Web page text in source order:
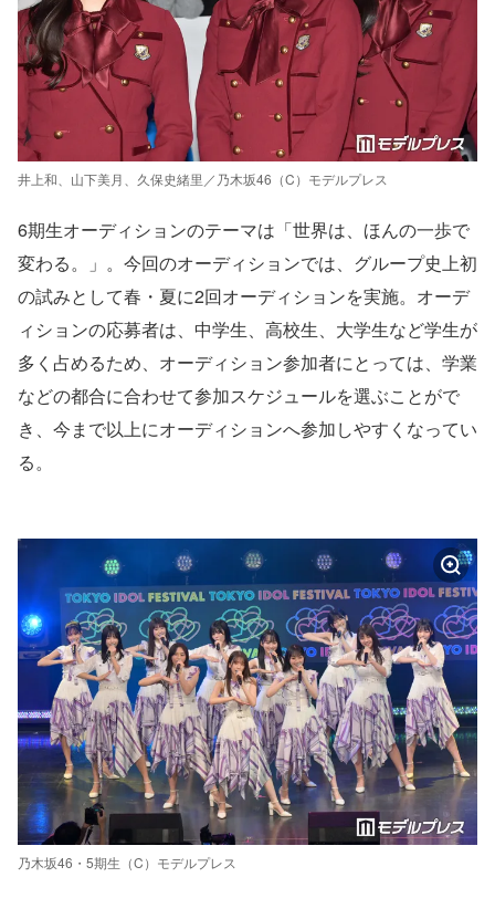
井上和、山下美月、久保史緒里／乃木坂46（C）モデルプレス
6期生オーディションのテーマは「世界は、ほんの一歩で
変わる。」。今回のオーディションでは、グループ史上初
の試みとして春・夏に2回オーディションを実施。オーデ
ィションの応募者は、中学生、高校生、大学生など学生が
多く占めるため、オーディション参加者にとっては、学業
などの都合に合わせて参加スケジュールを選ぶことがで
き、今まで以上にオーディションへ参加しやすくなってい
る。
乃木坂46・5期生（C）モデルプレス